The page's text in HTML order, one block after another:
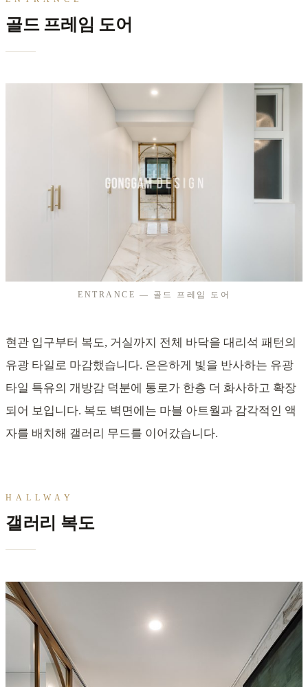
골드 프레임 도어
ENTRANCE — 골드 프레임 도어
현관 입구부터 복도, 거실까지 전체 바닥을 대리석 패턴의
유광 타일로 마감했습니다. 은은하게 빛을 반사하는 유광
타일 특유의 개방감 덕분에 통로가 한층 더 화사하고 확장
되어 보입니다. 복도 벽면에는 마블 아트월과 감각적인 액
자를 배치해 갤러리 무드를 이어갔습니다.
HALLWAY
갤러리 복도